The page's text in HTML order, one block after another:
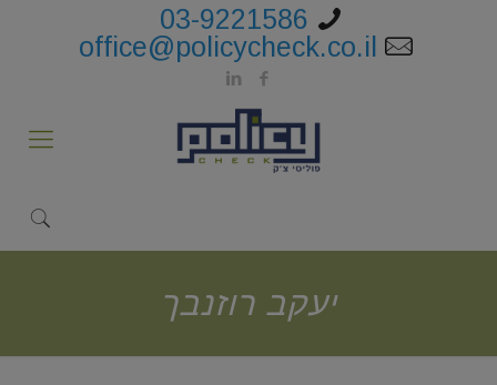
03-9221586
office@policycheck.co.il
יעקב רוזנבך